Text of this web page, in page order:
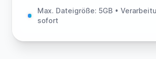
Max. Dateigröße: 5GB •
sofort